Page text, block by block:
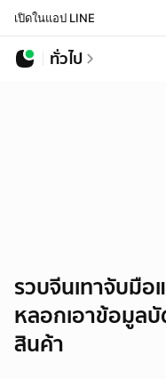
เปิดในแอป LINE
ทั่วไป
รวบจีนเทาจับมื
หลอกเอาข้อมูล
สินค้า